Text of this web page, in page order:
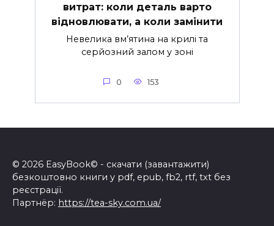
витрат: коли деталь варто
відновлювати, а коли замінити
Невелика вм’ятина на крилі та
серйозний залом у зоні
0 153
© 2026 EasyBook© - скачати (завантажити)
безкоштовно книги у pdf, epub, fb2, rtf, txt без
реєстрації.
Партнёр: https://tea-sky.com.ua/